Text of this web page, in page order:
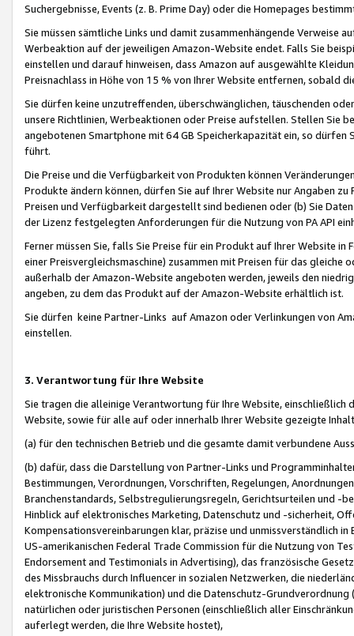
Suchergebnisse, Events (z. B. Prime Day) oder die Homepages
Sie müssen sämtliche Links und damit zusammenhängende
Werbeaktion auf der jeweiligen Amazon-Website endet. Falls Sie
einstellen und darauf hinweisen, dass Amazon auf ausgewählte
Preisnachlass in Höhe von 15 % von Ihrer Website entfernen, sobald
Sie dürfen keine unzutreffenden, überschwänglichen, täuschenden
unsere Richtlinien, Werbeaktionen oder Preise aufstellen. Stellen Sie
angebotenen Smartphone mit 64 GB Speicherkapazität ein, so dürfen
führt.
Die Preise und die Verfügbarkeit von Produkten können
Produkte ändern können, dürfen Sie auf Ihrer Website nur Angaben
Preisen und Verfügbarkeit dargestellt sind bedienen oder (b) Sie
der Lizenz festgelegten Anforderungen für die Nutzung von PA API
Ferner müssen Sie, falls Sie Preise für ein Produkt auf Ihrer Website
einer Preisvergleichsmaschine) zusammen mit Preisen für das
außerhalb der Amazon-Website angeboten werden, jeweils den
angeben, zu dem das Produkt auf der Amazon-Website erhältlich ist.
Sie dürfen keine Partner-Links auf Amazon oder Verlinkungen von
einstellen.
3. Verantwortung für Ihre Website
Sie tragen die alleinige Verantwortung für Ihre Website,
Website, sowie für alle auf oder innerhalb Ihrer Website gezeigte
(a) für den technischen Betrieb und die gesamte damit verbundene
(b) dafür, dass die Darstellung von Partner-Links und
Bestimmungen, Verordnungen, Vorschriften, Regelungen,
Branchenstandards, Selbstregulierungsregeln, Gerichtsurteilen und -
Hinblick auf elektronisches Marketing, Datenschutz und -sicherheit,
Kompensationsvereinbarungen klar, präzise und unmissverständlich
US-amerikanischen Federal Trade Commission für die Nutzung von
Endorsement and Testimonials in Advertising), das französische
des Missbrauchs durch Influencer in sozialen Netzwerken, die
elektronische Kommunikation) und die Datenschutz-
natürlichen oder juristischen Personen (einschließlich aller
auferlegt werden, die Ihre Website hostet),